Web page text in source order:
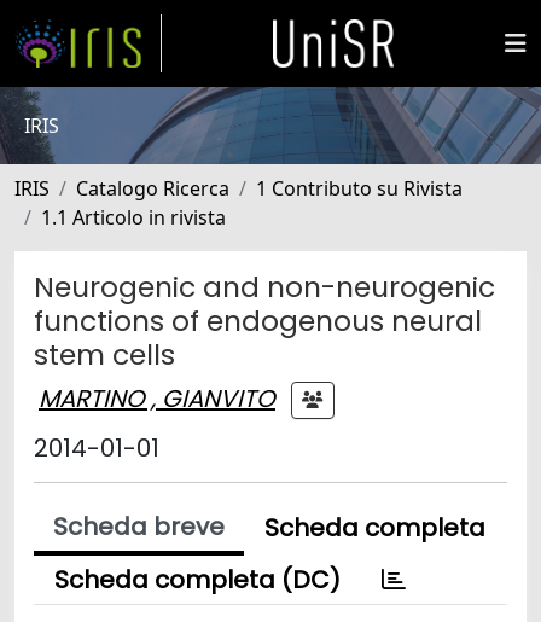
IRIS
IRIS Catalogo Ricerca
1 Contributo su Rivista
1.1 Articolo in rivista
Neurogenic and non-neurogenic
functions of endogenous neural
stem cells
MARTINO , GIANVITO
2014-01-01
Scheda breve
Scheda completa
Scheda completa (DC)